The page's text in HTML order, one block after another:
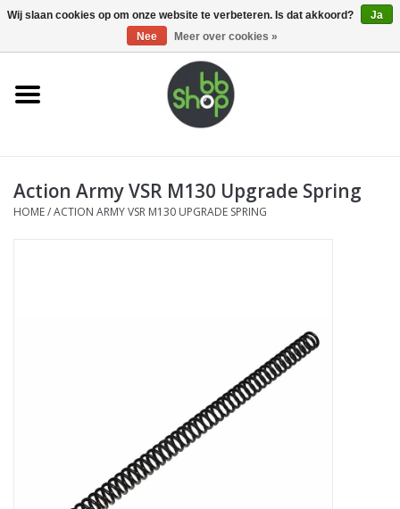
0 Artikelen - €0,00
Home
Supplies
Action Army VSR M130 Upgrade Spring
HOME/ACTION ARMY VSR M130 UPGRADE SPRING
Wij slaan cookies op om onze website te verbeteren. Is dat akkoord?
Ja
Nee
Meer over cookies »